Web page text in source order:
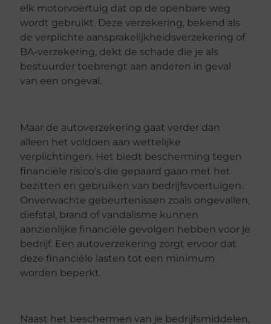
elk motorvoertuig dat op de openbare weg
wordt gebruikt. Deze verzekering, bekend als
de verplichte aansprakelijkheidsverzekering of
BA-verzekering, dekt de schade die je als
bestuurder toebrengt aan anderen in geval
van een ongeval.
Maar de autoverzekering gaat verder dan
alleen het voldoen aan wettelijke
verplichtingen. Het biedt bescherming tegen
financiële risico’s die gepaard gaan met het
bezitten en gebruiken van bedrijfsvoertuigen.
Onverwachte gebeurtenissen zoals ongevallen,
diefstal, brand of vandalisme kunnen
aanzienlijke financiële gevolgen hebben voor je
bedrijf. Een autoverzekering zorgt ervoor dat
deze financiële lasten tot een minimum
worden beperkt.
Naast het beschermen van je bedrijfsmiddelen,